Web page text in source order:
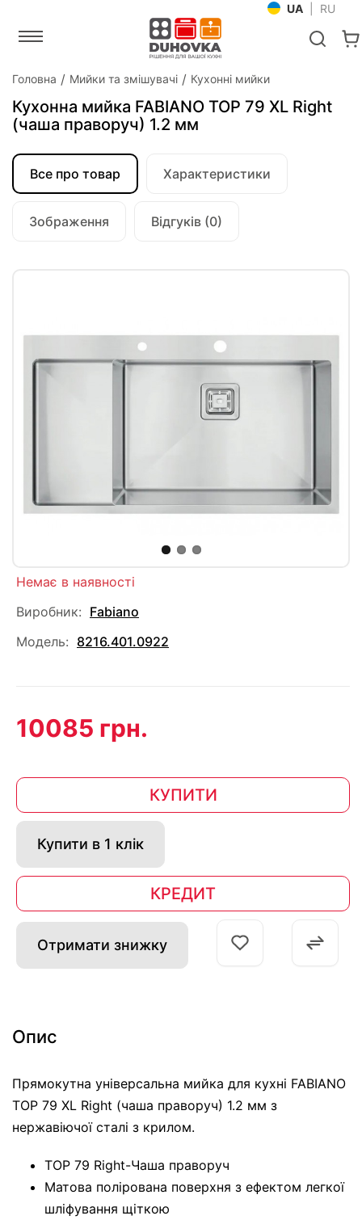
UA RU
Головна Мийки та змішувачі Кухонні мийки
Кухонна мийка FABIANO TOP 79 XL Right
(чаша праворуч) 1.2 мм
Все про товар Характеристики
Зображення Відгуків (0)
Немає в наявності
Виробник: Fabiano
Модель: 8216.401.0922
10085 грн.
КУПИТИ
Купити в 1 клік
КРЕДИТ
Отримати знижку
Опис
Прямокутна універсальна мийка для кухні FABIANO
TOP 79 XL Right (чаша праворуч) 1.2 мм з
нержавіючої сталі з крилом.
TOP 79 Right-Чаша праворуч
Матова полірована поверхня з ефектом легкої
шліфування щіткою